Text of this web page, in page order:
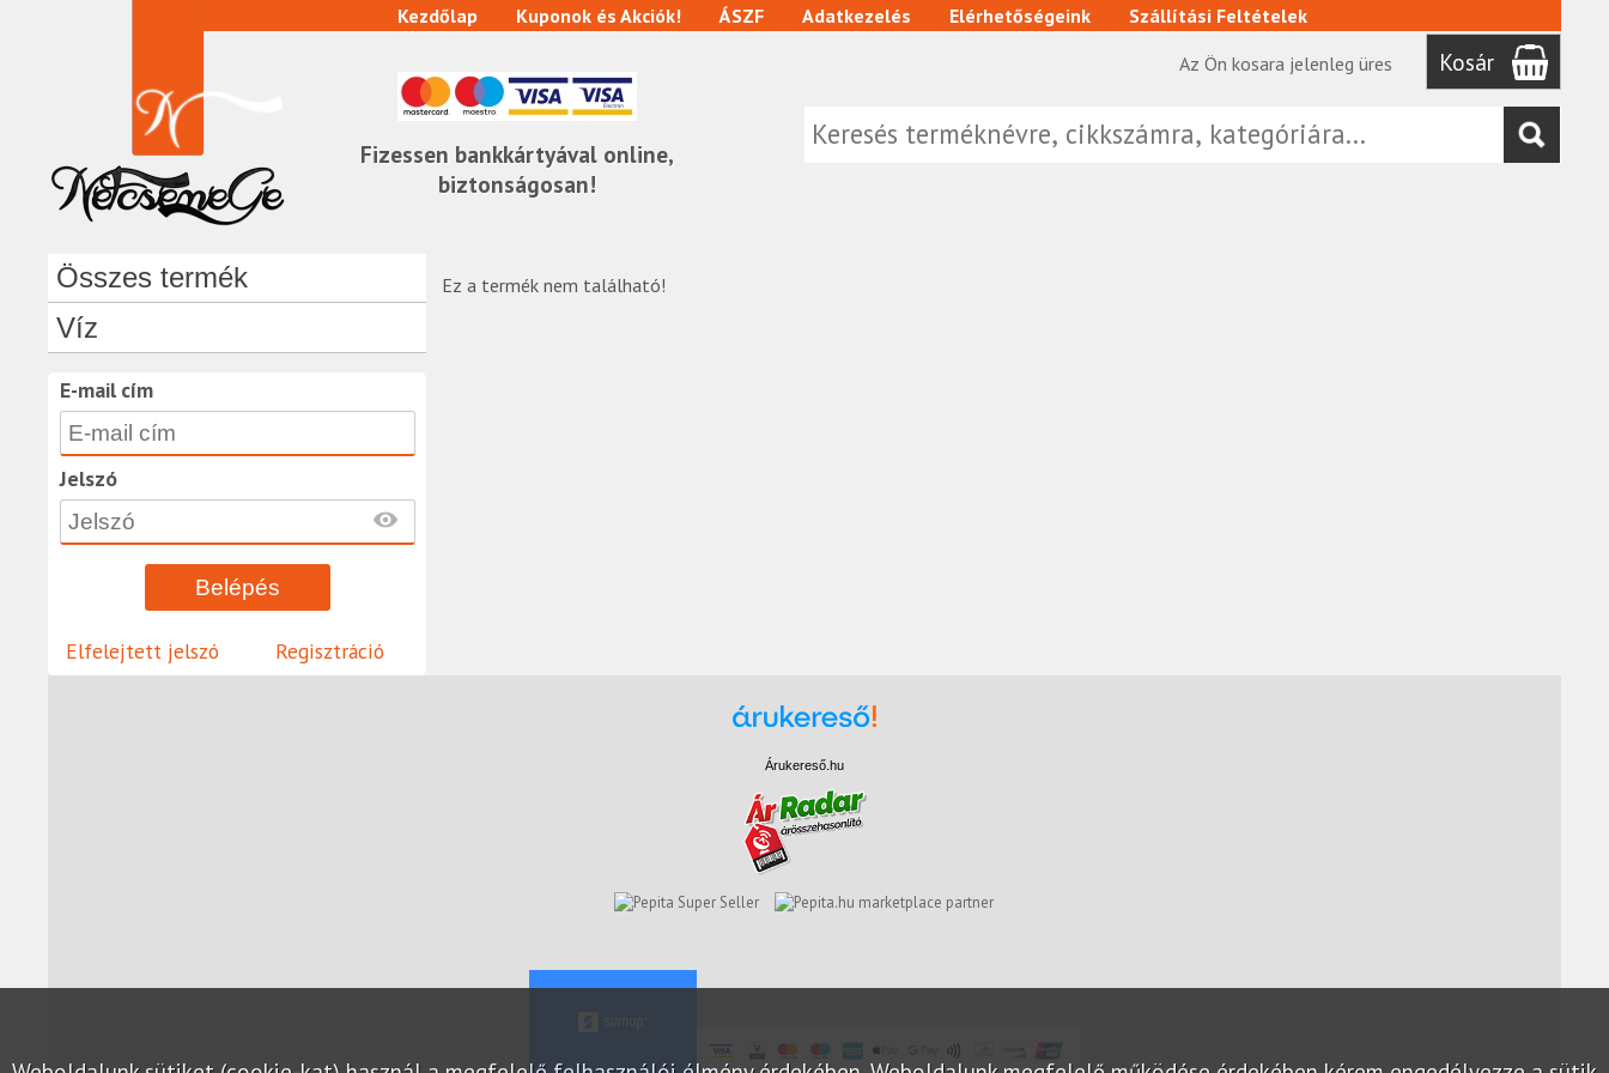
Fizessen bankkártyával online,
biztonságosan!
Kezdőlap Kuponok és Akciók! ÁSZF Adatkezelés Elérhetőségeink
Szállítási Feltételek
Az Ön kosara jelenleg üres
Kosár
Összes termék
Víz
E-mail cím
Jelszó
Elfelejtett jelszó Regisztráció
Ez a termék nem található!
Árukereső.hu
marketplace partner